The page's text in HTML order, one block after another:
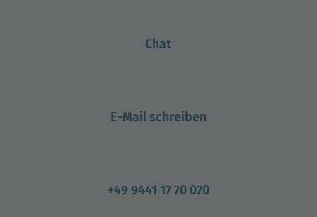
Chat
E-Mail schreiben
+49 9441 17 70 070